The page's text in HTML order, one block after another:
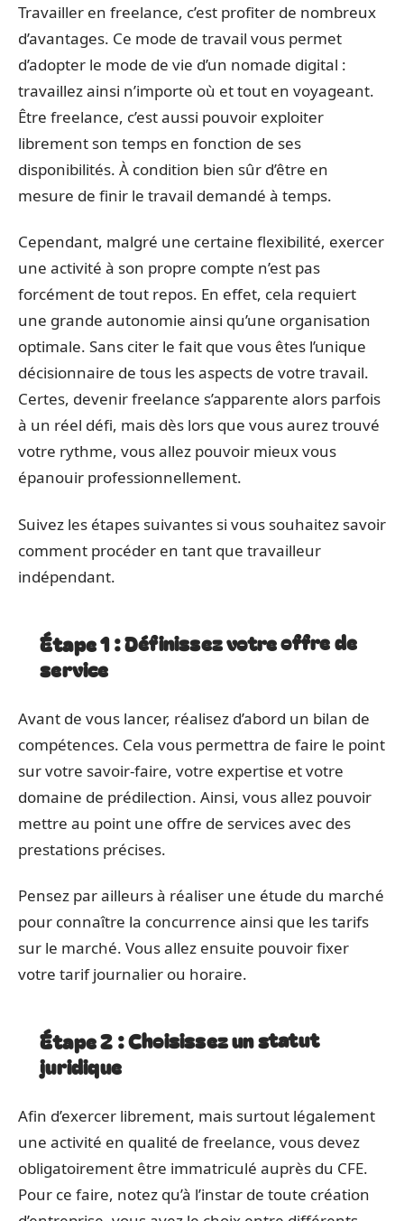
Travailler en freelance, c’est profiter de nombreux
d’avantages. Ce mode de travail vous permet
d’adopter le mode de vie d’un nomade digital :
travaillez ainsi n’importe où et tout en voyageant.
Être freelance, c’est aussi pouvoir exploiter
librement son temps en fonction de ses
disponibilités. À condition bien sûr d’être en
mesure de finir le travail demandé à temps.
Cependant, malgré une certaine flexibilité, exercer
une activité à son propre compte n’est pas
forcément de tout repos. En effet, cela requiert
une grande autonomie ainsi qu’une organisation
optimale. Sans citer le fait que vous êtes l’unique
décisionnaire de tous les aspects de votre travail.
Certes, devenir freelance s’apparente alors parfois
à un réel défi, mais dès lors que vous aurez trouvé
votre rythme, vous allez pouvoir mieux vous
épanouir professionnellement.
Suivez les étapes suivantes si vous souhaitez savoir
comment procéder en tant que travailleur
indépendant.
Étape 1 : Définissez votre offre de
service
Avant de vous lancer, réalisez d’abord un bilan de
compétences. Cela vous permettra de faire le point
sur votre savoir-faire, votre expertise et votre
domaine de prédilection. Ainsi, vous allez pouvoir
mettre au point une offre de services avec des
prestations précises.
Pensez par ailleurs à réaliser une étude du marché
pour connaître la concurrence ainsi que les tarifs
sur le marché. Vous allez ensuite pouvoir fixer
votre tarif journalier ou horaire.
Étape 2 : Choisissez un statut
juridique
Afin d’exercer librement, mais surtout légalement
une activité en qualité de freelance, vous devez
obligatoirement être immatriculé auprès du CFE.
Pour ce faire, notez qu’à l’instar de toute création